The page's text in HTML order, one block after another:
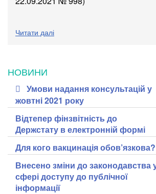
Читати далі
НОВИНИ
Умови надання консультацій у
жовтнi 2021 року
Відтепер фінзвітність до
Держстату в електронній формі
Для кого вакцинація обов’язкова?
Внесено зміни до законодавства
сфері доступу до публічної
інформації